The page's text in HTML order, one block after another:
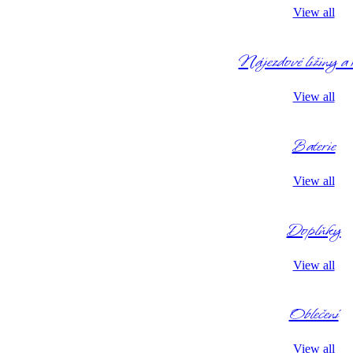
View all
Nájezdové ližiny a
View all
Baterie
View all
Doplňky
View all
Oblečení
View all